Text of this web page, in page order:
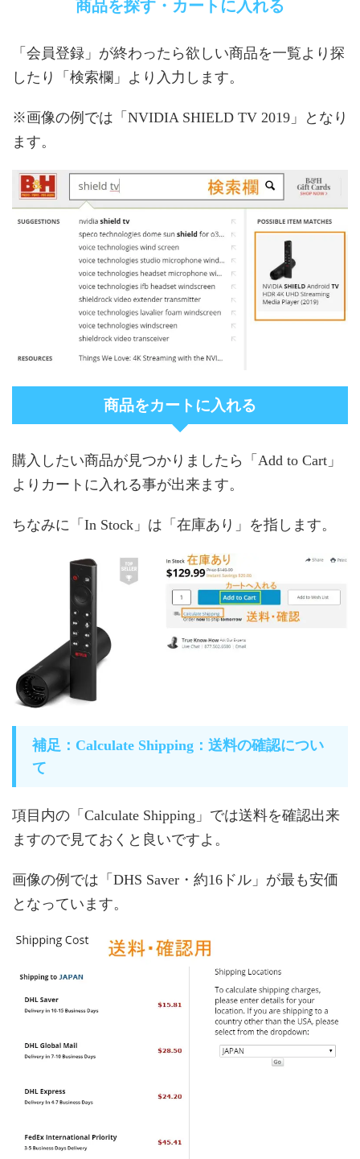
商品を探す・カートに入れる
「会員登録」が終わったら欲しい商品を一覧より探
したり「検索欄」より入力します。
※画像の例では「NVIDIA SHIELD TV 2019」となり
ます。
商品をカートに入れる
購入したい商品が見つかりましたら「Add to Cart」
よりカートに入れる事が出来ます。
ちなみに「In Stock」は「在庫あり」を指します。
補足：Calculate Shipping：送料の確認につい
て
項目内の「Calculate Shipping」では送料を確認出来
ますので見ておくと良いですよ。
画像の例では「DHS Saver・約16ドル」が最も安価
となっています。